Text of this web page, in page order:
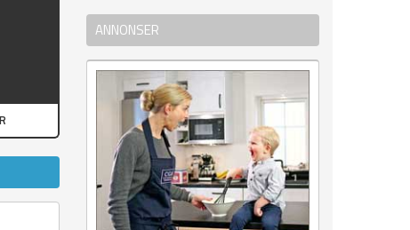
ANNONSER